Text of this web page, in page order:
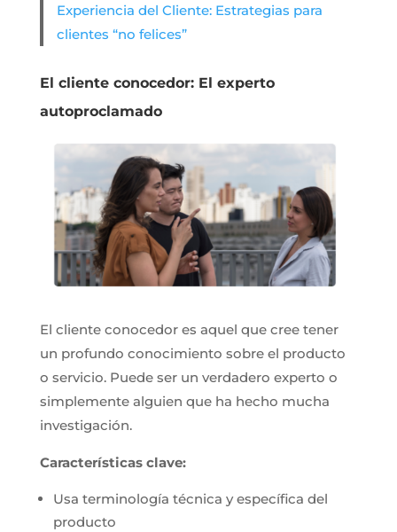
Experiencia del Cliente: Estrategias para
clientes “no felices”
El cliente conocedor: El experto
autoproclamado
El cliente conocedor es aquel que cree tener
un profundo conocimiento sobre el producto
o servicio. Puede ser un verdadero experto o
simplemente alguien que ha hecho mucha
investigación.
Características clave:
Usa terminología técnica y específica del
producto